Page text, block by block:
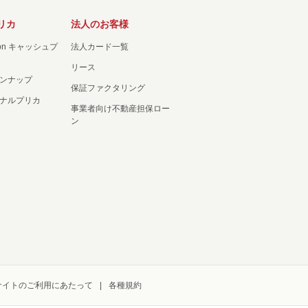
カ
キャッシュプ
ナップ
ルプリカ
法人のお客様
法人カード一覧
リース
保証ファクタリング
事業者向け不動産担保ロー
ン
イトのご利用にあたって 各種規約